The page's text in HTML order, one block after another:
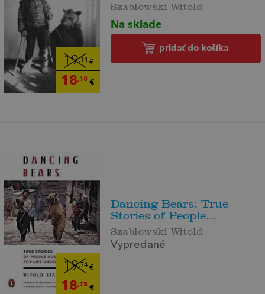
19,14€
18,18€
Szablowski Witold
Na sklade
pridať do košíka
19,74€
18,75€
Dancing Bears: True
Stories of People...
Szablowski Witold
Vypredané